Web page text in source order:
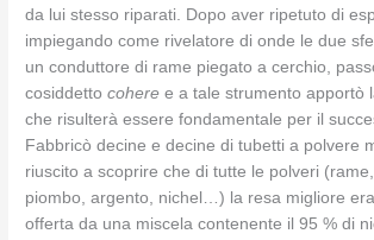
da lui stesso riparati. Dopo aver ripetuto di
impiegando come rivelatore di onde le due
un conduttore di rame piegato a cerchio,
cosiddettocohere e a tale strumento apportò
che risulterà essere fondamentale per il
Fabbricò decine e decine di tubetti a polvere
riuscito a scoprire che di tutte le polveri
piombo, argento, nichel…) la resa migliore
offerta da una miscela contenente il 95 % di